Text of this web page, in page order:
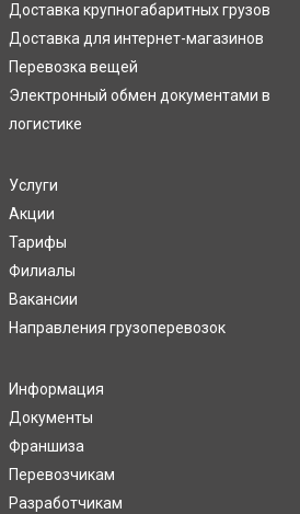
Доставка крупногабаритных грузов
Доставка для интернет-магазинов
Перевозка вещей
Электронный обмен документами в
логистике
Услуги
Акции
Тарифы
Филиалы
Вакансии
Направления грузоперевозок
Информация
Документы
Франшиза
Перевозчикам
Разработчикам